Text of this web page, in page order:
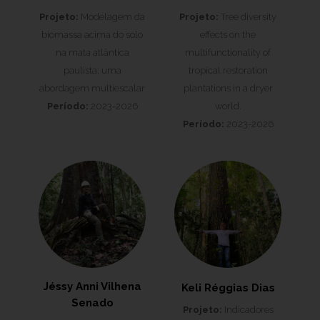
Projeto: Modelagem da
biomassa acima do solo
na mata atlântica
paulista: uma
abordagem multiescalar
Período: 2023-2026
Projeto: Tree diversity
effects on the
multifunctionality of
tropical restoration
plantations in a dryer
world.
Período: 2023-2026
Jéssy Anni Vilhena
Senado
Keli Réggias Dias
Projeto: Indicadores